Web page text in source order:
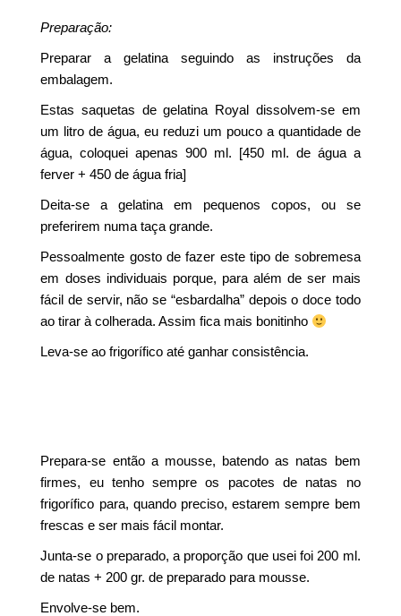
Preparação:
Preparar a gelatina seguindo as instruções da
embalagem.
Estas saquetas de gelatina Royal dissolvem-se em
um litro de água, eu reduzi um pouco a quantidade de
água, coloquei apenas 900 ml. [450 ml. de água a
ferver + 450 de água fria]
Deita-se a gelatina em pequenos copos, ou se
preferirem numa taça grande.
Pessoalmente gosto de fazer este tipo de sobremesa
em doses individuais porque, para além de ser mais
fácil de servir, não se “esbardalha” depois o doce todo
ao tirar à colherada. Assim fica mais bonitinho
Leva-se ao frigorífico até ganhar consistência.
Prepara-se então a mousse, batendo as natas bem
firmes, eu tenho sempre os pacotes de natas no
frigorífico para, quando preciso, estarem sempre bem
frescas e ser mais fácil montar.
Junta-se o preparado, a proporção que usei foi 200 ml.
de natas + 200 gr. de preparado para mousse.
Envolve-se bem.